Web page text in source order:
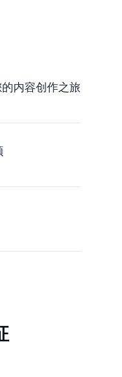
内容创作之旅